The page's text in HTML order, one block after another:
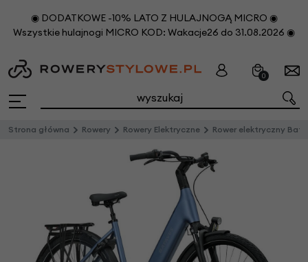
◉ DODATKOWE -10% LATO Z HULAJNOGĄ MICRO ◉
Wszystkie hulajnogi MICRO KOD: Wakacje26 do 31.08.2026 ◉
0
Strona główna Rowery Rowery Elektryczne Rower elektryczny Batavus Finez PT Bosch